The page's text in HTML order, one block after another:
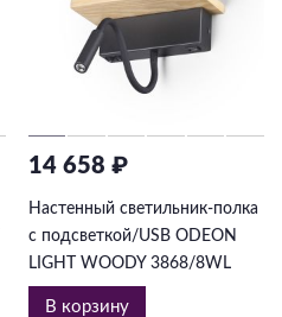
14 658 ₽
Настенный светильник-полка
с подсветкой/USB ODEON
LIGHT WOODY 3868/8WL
В корзину